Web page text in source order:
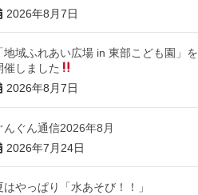
2026年8月7日
「地域ふれあい広場 in 東部こども園」を
催しました
2026年8月7日
んぐん通信2026年8月
2026年7月24日
はやっぱり「水あそび！！」